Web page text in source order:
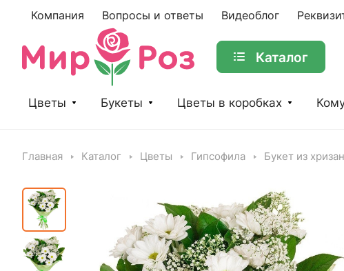
Компания Вопросы и ответы Видеоблог
Каталог
Цветы Букеты Цветы в коробках
Главная Каталог Цветы Гипсофила Букет из